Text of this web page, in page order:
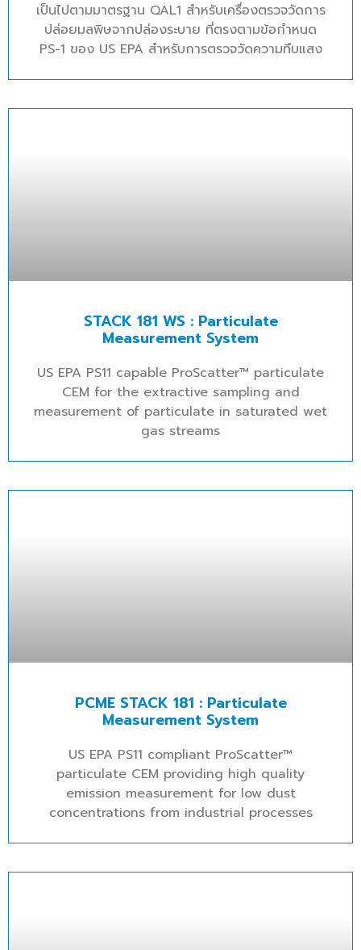
เป็นไปตามมาตรฐาน QAL1 สำหรับเครื่องตรวจวัดการ
ปล่อยมลพิษจากปล่องระบาย ที่ตรงตามข้อกำหนด
PS-1 ของ US EPA สำหรับการตรวจวัดความทึบแสง
STACK 181 WS : Particulate
Measurement System
US EPA PS11 capable ProScatter™ particulate
CEM for the extractive sampling and
measurement of particulate in saturated wet
gas streams
PCME STACK 181 : Particulate
Measurement System
US EPA PS11 compliant ProScatter™
particulate CEM providing high quality
emission measurement for low dust
concentrations from industrial processes